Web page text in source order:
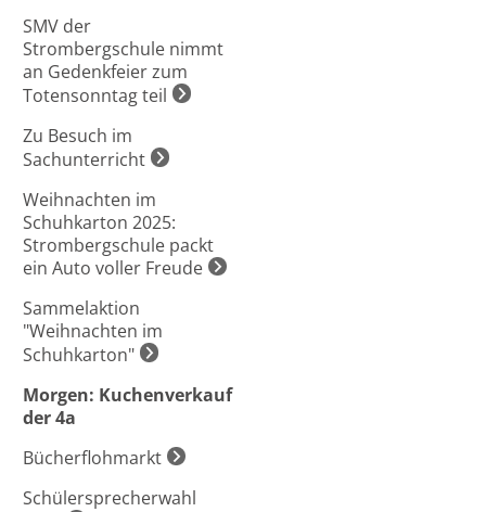
SMV der
Strombergschule nimmt
an Gedenkfeier zum
Totensonntag teil
Zu Besuch im
Sachunterricht
Weihnachten im
Schuhkarton 2025:
Strombergschule packt
ein Auto voller Freude
Sammelaktion
"Weihnachten im
Schuhkarton"
Morgen: Kuchenverkauf
der 4a
Bücherflohmarkt
Schülersprecherwahl